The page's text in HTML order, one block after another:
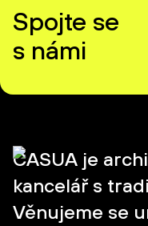
Spojte se
s námi
CASUA je
kancelář s
Věnujeme se